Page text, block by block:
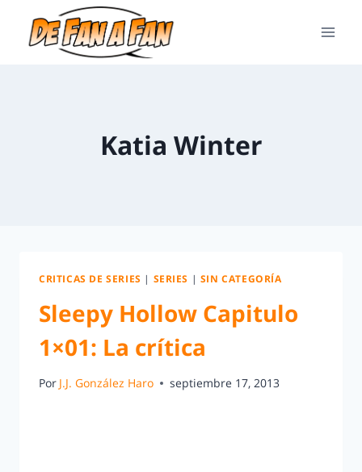
Katia Winter
CRITICAS DE SERIES | SERIES | SIN CATEGORÍA
Sleepy Hollow Capitulo
1×01: La crítica
Por J.J. González Haro septiembre 17, 2013